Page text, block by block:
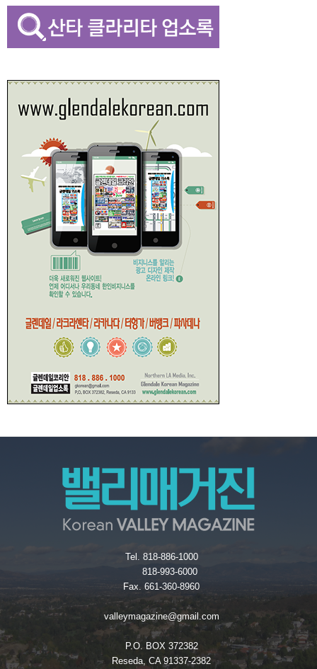
Tel. 818-886-1000
818-993-6000
Fax. 661-360-8960
valleymagazine@gmail.com
P.O. BOX 372382
Reseda, CA 91337-2382